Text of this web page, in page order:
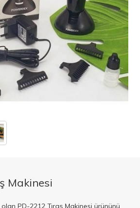
Makinesi
PD-2212 Tıraş Makinesi ürününü